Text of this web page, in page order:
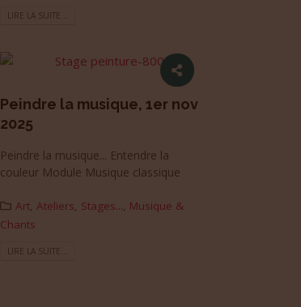
LIRE LA SUITE...
Peindre la musique, 1er nov
2025
Peindre la musique... Entendre la
couleur Module Musique classique
Art,Ateliers, Stages..., Musique &
Chants
LIRE LA SUITE...